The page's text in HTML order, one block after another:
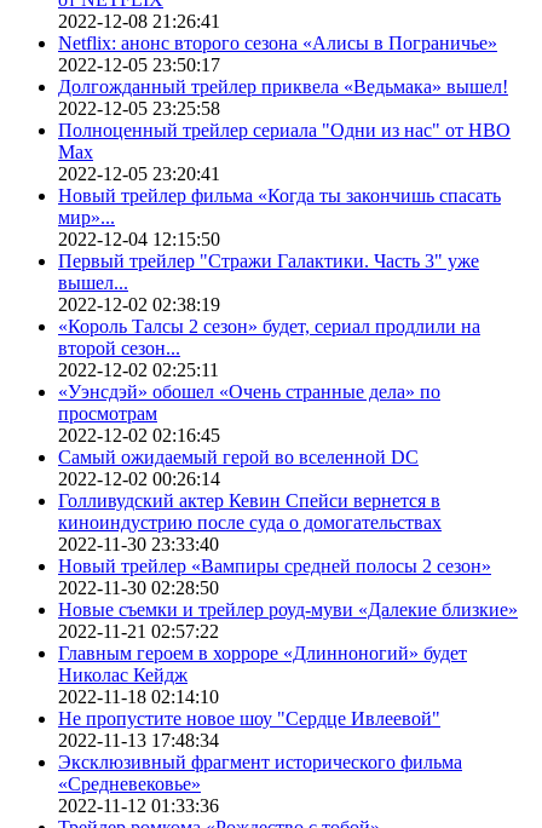
2022-12-08 21:26:41
Netflix: анонс второго сезона «Алисы в Пограничье»
2022-12-05 23:50:17
Долгожданный трейлер приквела «Ведьмака» вышел!
2022-12-05 23:25:58
Полноценный трейлер сериала "Одни из нас" от HBO
Max
2022-12-05 23:20:41
Новый трейлер фильма «Когда ты закончишь спасать
мир»...
2022-12-04 12:15:50
Первый трейлер "Стражи Галактики. Часть 3" уже
вышел...
2022-12-02 02:38:19
«Король Талсы 2 сезон» будет, сериал продлили на
второй сезон...
2022-12-02 02:25:11
«Уэнсдэй» обошел «Очень странные дела» по
просмотрам
2022-12-02 02:16:45
Самый ожидаемый герой во вселенной DC
2022-12-02 00:26:14
Голливудский актер Кевин Спейси вернется в
киноиндустрию после суда о домогательствах
2022-11-30 23:33:40
Новый трейлер «Вампиры средней полосы 2 сезон»
2022-11-30 02:28:50
Новые съемки и трейлер роуд-муви «Далекие близкие»
2022-11-21 02:57:22
Главным героем в хорроре «Длинноногий» будет
Николас Кейдж
2022-11-18 02:14:10
Не пропустите новое шоу "Сердце Ивлеевой"
2022-11-13 17:48:34
Эксклюзивный фрагмент исторического фильма
«Средневековье»
2022-11-12 01:33:36